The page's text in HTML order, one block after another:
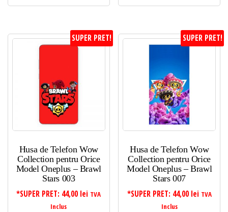
SUPER PRET!
Husa de Telefon Wow
Collection pentru Orice
Model Oneplus – Brawl
Stars 003
*SUPER PRET: 44,00 lei TVA
Inclus
SUPER PRET!
Husa de Telefon Wow
Collection pentru Orice
Model Oneplus – Brawl
Stars 007
*SUPER PRET: 44,00 lei TVA
Inclus